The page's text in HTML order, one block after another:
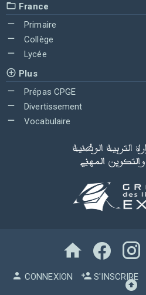
France
Primaire
Collège
Lycée
Plus
Prépas CPGE
Divertissement
Vocabulaire
CONNEXION S'INSCRIRE